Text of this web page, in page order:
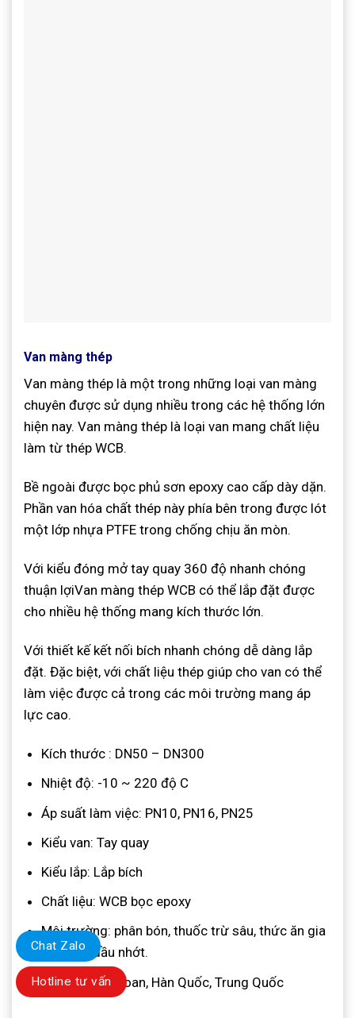
Van màng thép
Van màng thép là một trong những loại van màng
chuyên được sử dụng nhiều trong các hệ thống lớn
hiện nay. Van màng thép là loại van mang chất liệu
làm từ thép WCB.
Bề ngoài được bọc phủ sơn epoxy cao cấp dày dặn.
Phần van hóa chất thép này phía bên trong được lót
một lớp nhựa PTFE trong chống chịu ăn mòn.
Với kiểu đóng mở tay quay 360 độ nhanh chóng
thuận lợiVan màng thép WCB có thể lắp đặt được
cho nhiều hệ thống mang kích thước lớn.
Với thiết kế kết nối bích nhanh chóng dễ dàng lắp
đặt. Đặc biệt, với chất liệu thép giúp cho van có thể
làm việc được cả trong các môi trường mang áp
lực cao.
Kích thước : DN50 – DN300
Nhiệt độ: -10 ~ 220 độ C
Áp suất làm việc: PN10, PN16, PN25
Kiểu van: Tay quay
Kiểu lắp: Lắp bích
Chất liệu: WCB bọc epoxy
Môi trường: phân bón, thuốc trừ sâu, thức ăn gia
súc, sút, dầu nhớt.
Xuất sứ: Đài Loan, Hàn Quốc, Trung Quốc
Chat Zalo
Hotline tư vấn